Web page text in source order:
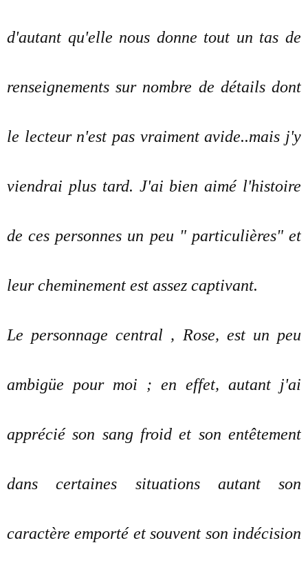
d'autant qu'elle nous donne tout un tas de
renseignements sur nombre de détails dont
le lecteur n'est pas vraiment avide..mais j'y
viendrai plus tard. J'ai bien aimé l'histoire
de ces personnes un peu " particulières" et
leur cheminement est assez captivant.
Le personnage central , Rose, est un peu
ambigüe pour moi ; en effet, autant j'ai
apprécié son sang froid et son entêtement
dans certaines situations autant son
caractère emporté et souvent son indécision